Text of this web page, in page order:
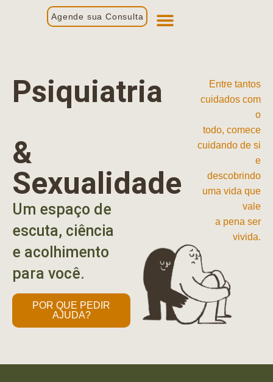
Agende sua Consulta
Psiquiatria
&
Sexualidade
Um espaço de
escuta, ciência
e acolhimento
para você.
POR QUE PEDIR
AJUDA?
Entre tantos
cuidados com
o
todo, comece
cuidando de si
e
descobrindo
uma vida que
vale
a pena ser
vivida.